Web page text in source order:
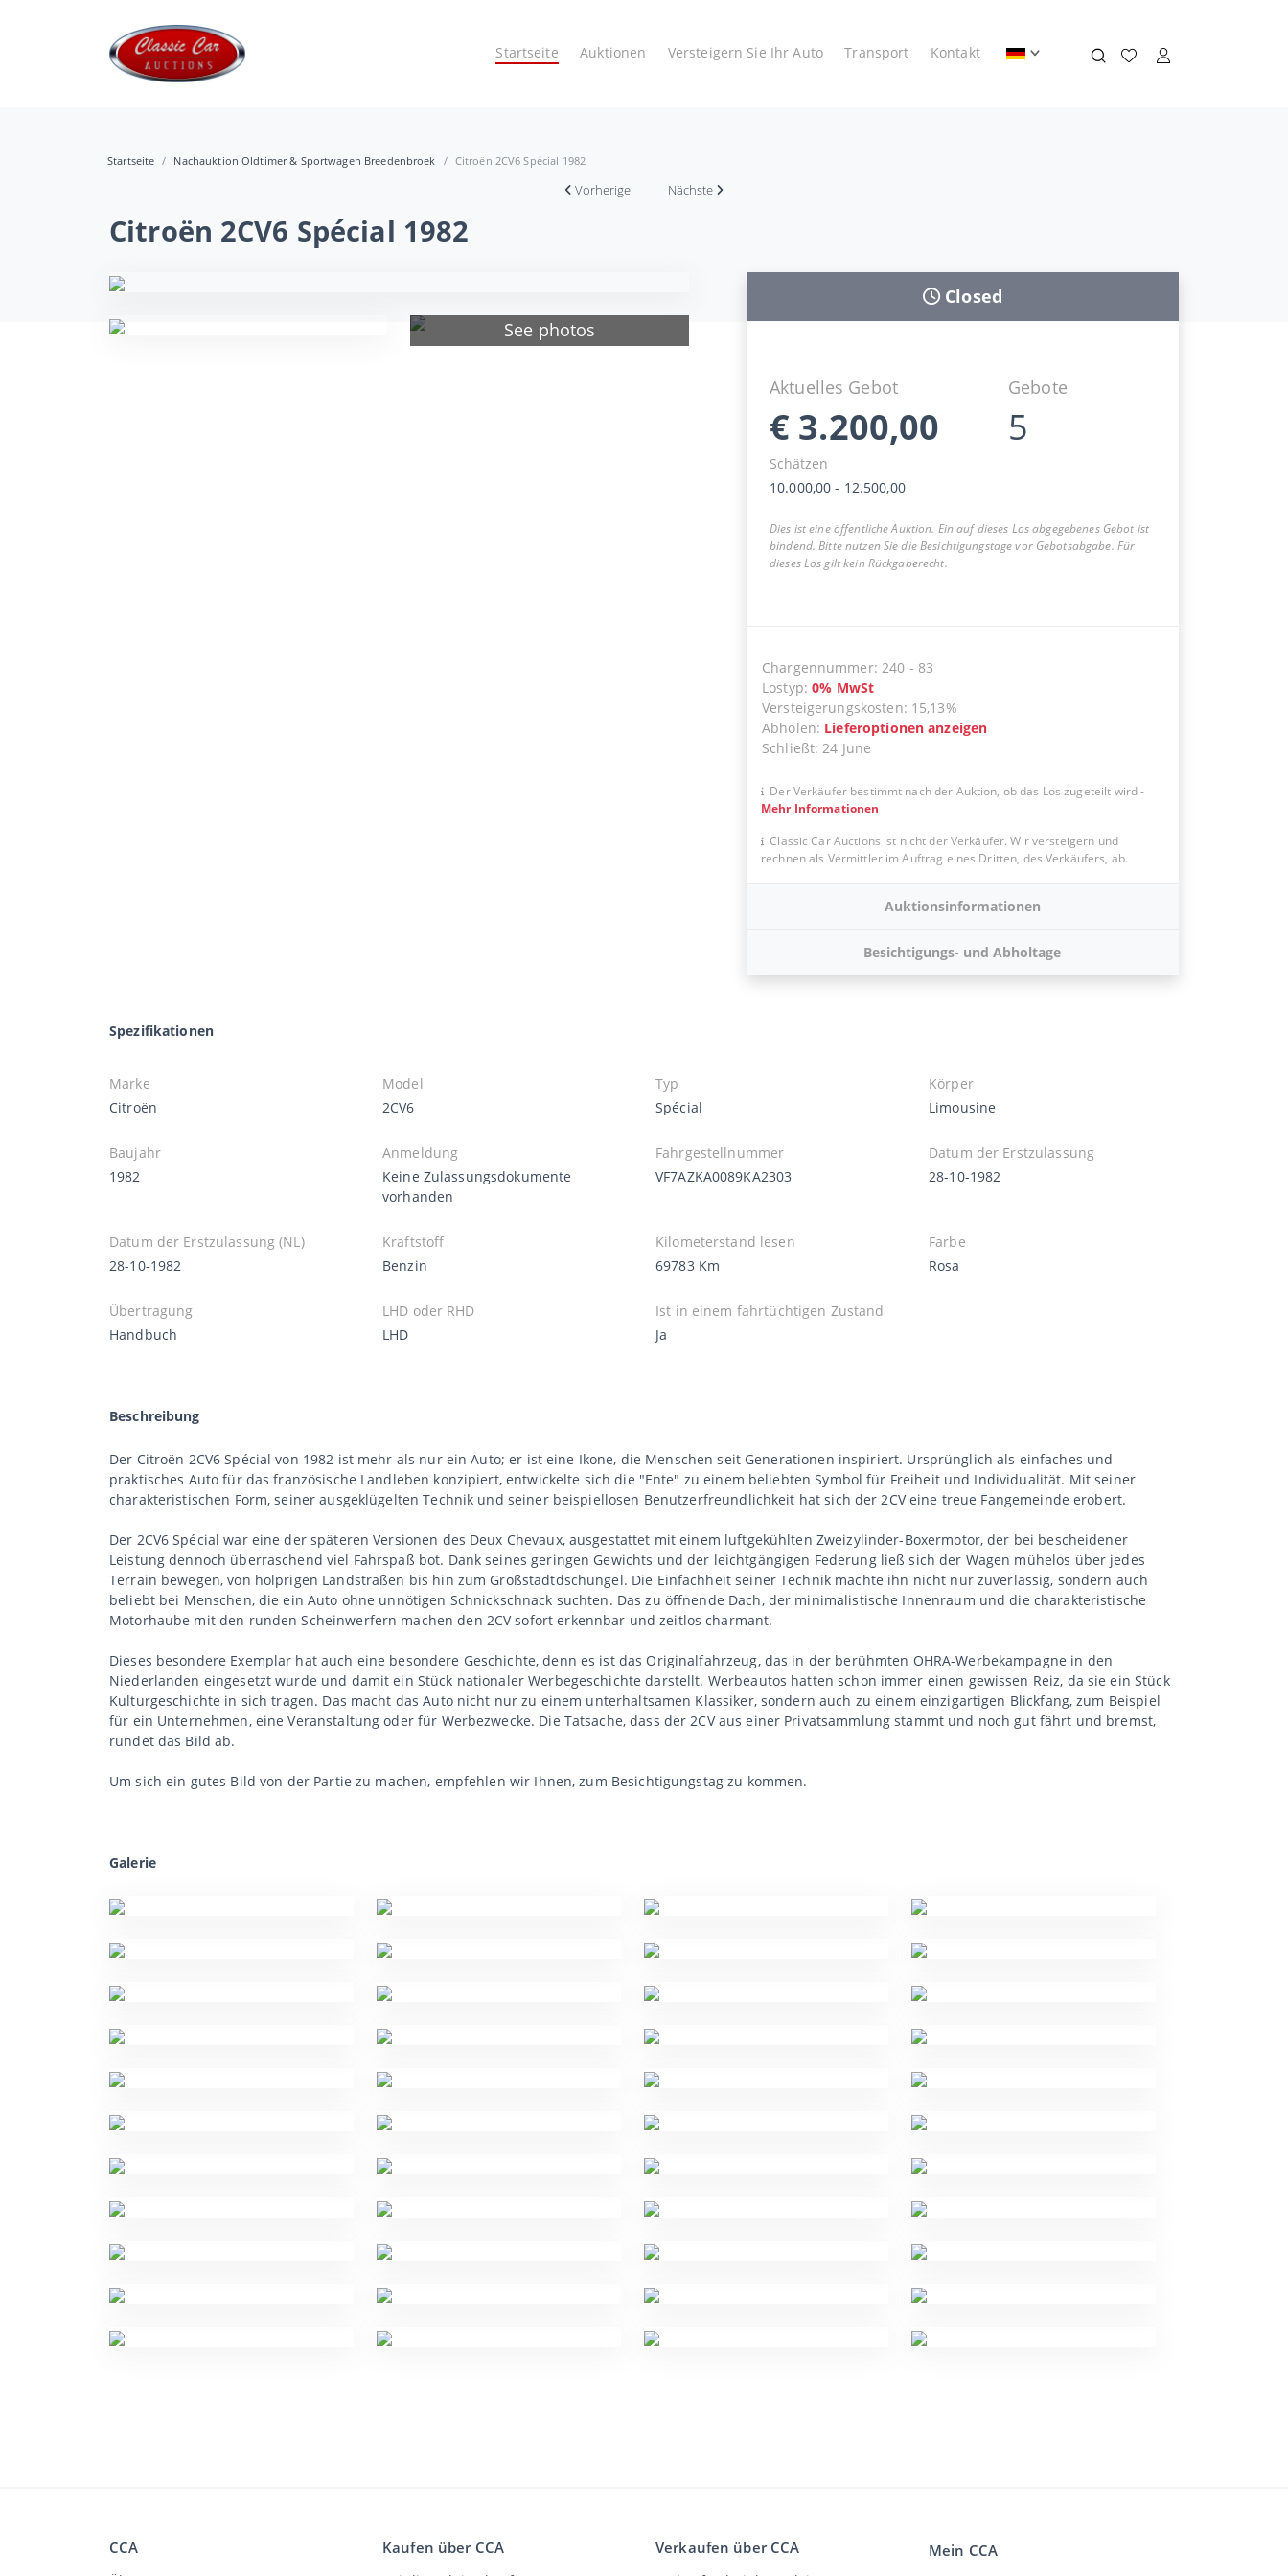
Startseite Auktionen Versteigern Sie Ihr Auto Transport Kontakt
Startseite Nachauktion Oldtimer & Sportwagen Breedenbroek Citroën 2CV6 Spécial 1982
Vorherige Nächste
Citroën 2CV6 Spécial 1982
See photos
Closed
Aktuelles Gebot
€ 3.200,00
Gebote
5
Schätzen
10.000,00 - 12.500,00
Dies ist eine öffentliche Auktion. Ein auf dieses Los abgegebenes Gebot ist
bindend. Bitte nutzen Sie die Besichtigungstage vor Gebotsabgabe. Für
dieses Los gilt kein Rückgaberecht.
Chargennummer: 240 - 83
Lostyp:0% MwSt
Versteigerungskosten: 15,13%
Abholen: Lieferoptionen anzeigen
Schließt:24 June
Der Verkäufer bestimmt nach der Auktion, ob das Los zugeteilt wird-
Mehr Informationen
Classic Car Auctions ist nicht der Verkäufer. Wir versteigern und
rechnen als Vermittler im Auftrag eines Dritten, des Verkäufers, ab.
Auktionsinformationen
Besichtigungs- und Abholtage
Spezifikationen
Marke
Citroën
Model
2CV6
Typ
Spécial
Körper
Limousine
Baujahr
1982
Anmeldung
Keine Zulassungsdokumente
vorhanden
Fahrgestellnummer
VF7AZKA0089KA2303
Datum der Erstzulassung
28-10-1982
Datum der Erstzulassung (NL)
28-10-1982
Kraftstoff
Benzin
Kilometerstand lesen
69783 Km
Farbe
Rosa
Übertragung
Handbuch
LHD oder RHD
LHD
Ist in einem fahrtüchtigen Zustand
Ja
Beschreibung
Der Citroën 2CV6 Spécial von 1982 ist mehr als nur ein Auto; er ist eine Ikone, die Menschen seit Generationen inspiriert. Ursprünglich als einfaches und
praktisches Auto für das französische Landleben konzipiert, entwickelte sich die "Ente" zu einem beliebten Symbol für Freiheit und Individualität. Mit seiner
charakteristischen Form, seiner ausgeklügelten Technik und seiner beispiellosen Benutzerfreundlichkeit hat sich der 2CV eine treue Fangemeinde erobert.
Der 2CV6 Spécial war eine der späteren Versionen des Deux Chevaux, ausgestattet mit einem luftgekühlten Zweizylinder-Boxermotor, der bei bescheidener
Leistung dennoch überraschend viel Fahrspaß bot. Dank seines geringen Gewichts und der leichtgängigen Federung ließ sich der Wagen mühelos über jedes
Terrain bewegen, von holprigen Landstraßen bis hin zum Großstadtdschungel. Die Einfachheit seiner Technik machte ihn nicht nur zuverlässig, sondern auch
beliebt bei Menschen, die ein Auto ohne unnötigen Schnickschnack suchten. Das zu öffnende Dach, der minimalistische Innenraum und die charakteristische
Motorhaube mit den runden Scheinwerfern machen den 2CV sofort erkennbar und zeitlos charmant.
Dieses besondere Exemplar hat auch eine besondere Geschichte, denn es ist das Originalfahrzeug, das in der berühmten OHRA-Werbekampagne in den
Niederlanden eingesetzt wurde und damit ein Stück nationaler Werbegeschichte darstellt. Werbeautos hatten schon immer einen gewissen Reiz, da sie ein Stück
Kulturgeschichte in sich tragen. Das macht das Auto nicht nur zu einem unterhaltsamen Klassiker, sondern auch zu einem einzigartigen Blickfang, zum Beispiel
für ein Unternehmen, eine Veranstaltung oder für Werbezwecke. Die Tatsache, dass der 2CV aus einer Privatsammlung stammt und noch gut fährt und bremst,
rundet das Bild ab.
Um sich ein gutes Bild von der Partie zu machen, empfehlen wir Ihnen, zum Besichtigungstag zu kommen.
Galerie
CCA Kaufen über CCA Verkaufen über CCA Mein CCA